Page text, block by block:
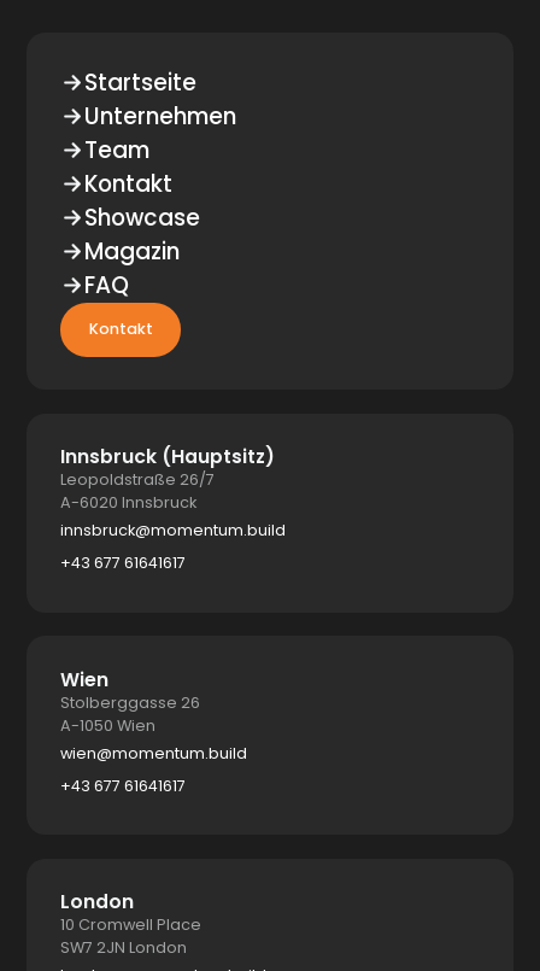
Startseite
Unternehmen
Team
Kontakt
Showcase
Magazin
FAQ
Kontakt
Innsbruck (Hauptsitz)
Leopoldstraße 26/7
A-6020 Innsbruck
innsbruck@momentum.build
+43 677 61641617
Wien
Stolberggasse 26
A-1050 Wien
wien@momentum.build
+43 677 61641617
London
10 Cromwell Place
SW7 2JN London